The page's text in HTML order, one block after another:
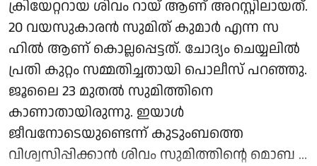
ക്രിയേറ്ററായ ശിവം റായ് ആണ് അറസ്റ്റിലായത്.
20 വയസുകാരൻ സുമിത് കുമാർ എന്ന സ​​
ഹിൽ ആണ് കൊല്ലപ്പെട്ടത്. ചോദ്യം ചെയ്യലിൽ
പ്രതി കുറ്റം സമ്മതിച്ചതായി പൊലീസ് പറഞ്ഞു.
ജൂലൈ 23 മുതൽ സുമിത്തിനെ
കാണാതായിരുന്നു. ഇയാൾ
ജീവനോടെയുണ്ടെന്ന് കുടുംബത്തെ
വിശ്വസിപ്പിക്കാൻ ശിവം സുമിത്തിന്റെ മൊബ ...